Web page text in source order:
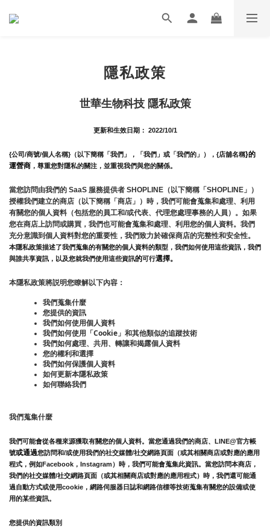
隱私政策
世華生物科技 隱私政策
更新和生效日期： 2022/10/1
{公司/商號/個人名稱}（以下簡稱「我們」，「我們」或「我們的」），{店舖名稱}的
運營商 ，尊重您對隱私的關注，並重視我們與您的關係。
當您訪問由我們的 SaaS 服務提供者 SHOPLINE（以下簡稱「SHOPLINE」）
授權我們建立的商店（以下簡稱「商店」）時，我們可能會蒐集和處理、利用
有關您的個人資料（包括您的員工和/或代表、代理您處理事務的人員）。如果
您在商店上訪問或購買，我們也可能會蒐集和處理、利用您的個人資料。我們
充分意識到個人資料對您的重要性，我們致力於確保商店的完整性和安全性。
本隱私政策描述了我們蒐集的有關您的個人資料的類型，我們如何使用這些資訊，我們
與誰共享資訊，以及您就我們使用這些資訊的可行選擇。
本隱私政策將説明您瞭解以下內容：
我們蒐集什麼
您提供的資訊
我們如何使用個人資料
我們如何使用「Cookie」和其他類似的追蹤技術
我們如何處理、共用、轉讓和揭露個人資料
您的權利和選擇
我們如何保護個人資料
如何更新本隱私政策
如何聯絡我們
我們蒐集什麼
我們可能會從各種來源獲取有關您的個人資料。當您通過我們的商店、LINE@官方帳
號或通過您訪問和/或使用我們的社交媒體/社交網路頁面（或其相關商店或對應的應用
程式，例如Facebook，Instagram）時，我們可能會蒐集此資訊。 當您訪問本商店，
我們的社交媒體/社交網路頁面（或其相關商店或對應的應用程式）時，我們還可能通
過自動方式或使用cookie，網路伺服器日誌和網路信標等技術蒐集有關您的設備或使
用的某些資訊。
您提供的資訊類別